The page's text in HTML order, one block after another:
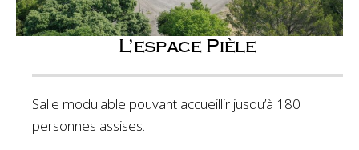
L’espace Pièle
Salle modulable pouvant accueillir jusqu’à 180
personnes assises.